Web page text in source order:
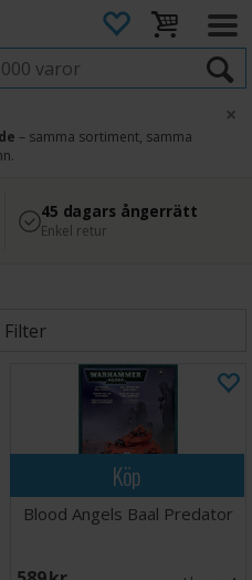
– samma sortiment, samma
×
Säker betalning
med Svea
45 dagars ångerrätt
Enkel retur
Filter
Köp
Blood Angels Baal Predator